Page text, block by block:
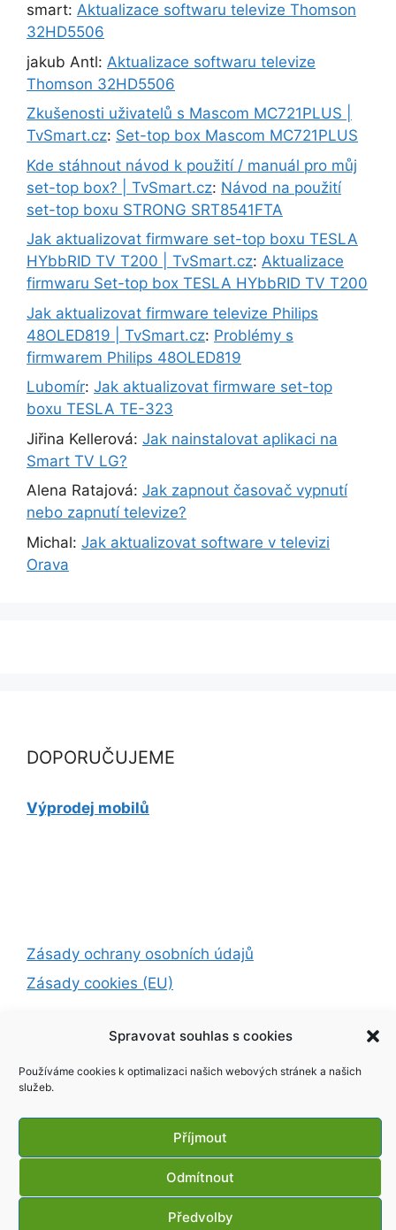
smart: Aktualizace softwaru televize Thomson
32HD5506
jakub Antl: Aktualizace softwaru televize
Thomson 32HD5506
Zkušenosti uživatelů s Mascom MC721PLUS |
TvSmart.cz: Set-top box Mascom MC721PLUS
Kde stáhnout návod k použití / manuál pro můj
set-top box? | TvSmart.cz: Návod na použití
set-top boxu STRONG SRT8541FTA
Jak aktualizovat firmware set-top boxu TESLA
HYbbRID TV T200 | TvSmart.cz: Aktualizace
firmwaru Set-top box TESLA HYbbRID TV T200
Jak aktualizovat firmware televize Philips
48OLED819 | TvSmart.cz: Problémy s
firmwarem Philips 48OLED819
Lubomír: Jak aktualizovat firmware set-top
boxu TESLA TE-323
Jiřina Kellerová: Jak nainstalovat aplikaci na
Smart TV LG?
Alena Ratajová: Jak zapnout časovač vypnutí
nebo zapnutí televize?
Michal: Jak aktualizovat software v televizi
Orava
DOPORUČUJEME
Výprodej mobilů
Zásady ochrany osobních údajů
Zásady cookies (EU)
© 2026 SMART TV
Spravovat souhlas s cookies
Používáme cookies k optimalizaci našich webových stránek a našich
služeb.
Příjmout
Odmítnout
Předvolby